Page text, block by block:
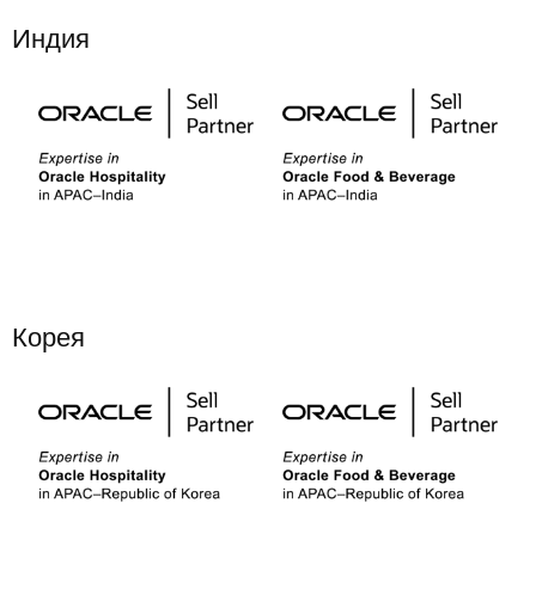
Индия
Корея